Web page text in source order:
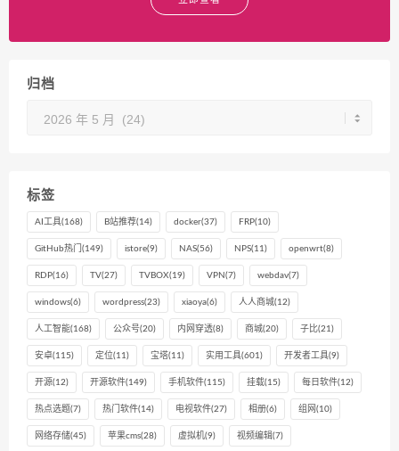
归档
标签
AI工具(168) B站推荐(14) docker(37) FRP(10)
GitHub热门 (149) istore(9) NAS(56) NPS(11) openwrt(8)
RDP(16) TV(27) TVBOX(19) VPN (7) webdav(7)
windows(6) wordpress(23) xiaoya(6) 人人商城(12)
人工智能(168) 公众号(20) 内网穿透(8) 商城(20) 子比(21)
安卓(115) 定位(11) 宝塔(11) 实用工具(601) 开发者工具(9)
开源(12) 开源软件(149) 手机软件(115) 挂载(15) 每日软件(12)
热点选题(7) 热门软件(14) 电视软件(27) 相册(6) 组网 (10)
网络存储(45) 苹果cms(28) 虚拟机(9) 视频编辑(7)